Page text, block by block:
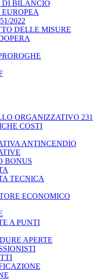
DI BILANCIO
EUROPEA
2022
DELLE MISURE
ORGANIZZATIVO 231
COSTI
ANTINCENDIO
BONUS
TECNICA
ECONOMICO
A PUNTI
APERTE